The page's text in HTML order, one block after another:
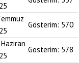
Gösterim: 570
Gösterim: 578